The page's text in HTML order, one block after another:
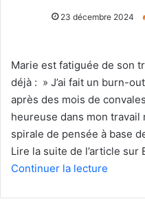
23 décembre 2024
Marie est fatiguée de son
déjà : » J’ai fait un burn-
après des mois de
heureuse dans mon travail
spirale de pensée à base
Lire la suite de l’article sur
Continuer la lecture